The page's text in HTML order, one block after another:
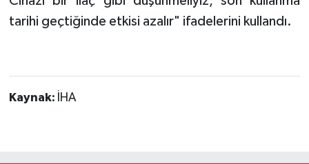
tarihi geçtiğinde etkisi azalır" ifadelerini kullandı.
Kaynak: İHA